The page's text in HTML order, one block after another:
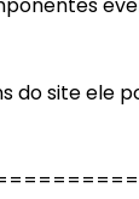
do site ele